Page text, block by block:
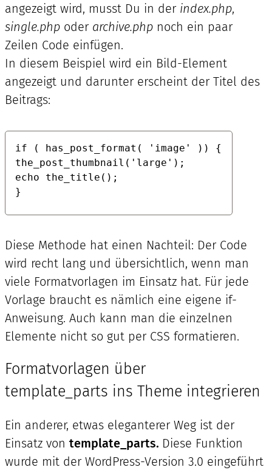
angezeigt wird, musst Du in der index.php,
single.php oder archive.php noch ein paar
Zeilen Code einfügen.
In diesem Beispiel wird ein Bild-Element
angezeigt und darunter erscheint der Titel des
Beitrags:
if ( has_post_format( 'image' )) {
the_post_thumbnail('large');
echo the_title();
}
Diese Methode hat einen Nachteil: Der Code
wird recht lang und übersichtlich, wenn man
viele Formatvorlagen im Einsatz hat. Für jede
Vorlage braucht es nämlich eine eigene if-
Anweisung. Auch kann man die einzelnen
Elemente nicht so gut per CSS formatieren.
Formatvorlagen über
template_parts ins Theme integrieren
Ein anderer, etwas eleganterer Weg ist der
Einsatz von template_parts. Diese Funktion
wurde mit der WordPress-Version 3.0 eingeführt